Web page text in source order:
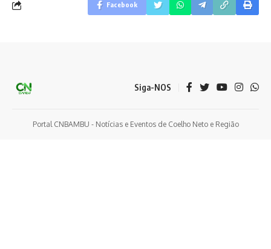
Facebook
Siga-NOS
Portal CNBAMBU - Notícias e Eventos de Coelho Neto e Região